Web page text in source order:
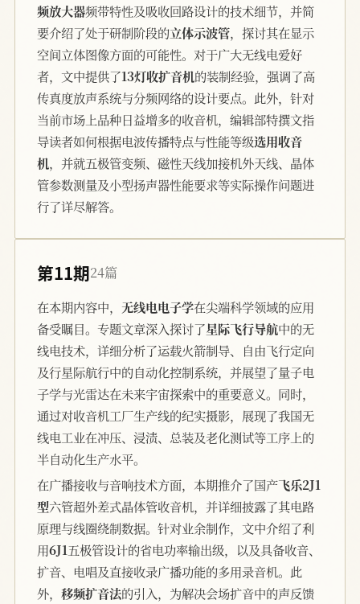
频放大器频带特性及吸收回路设计的技术细节，并简
要介绍了处于研制阶段的立体示波管，探讨其在显示
空间立体图像方面的可能性。对于广大无线电爱好
者，文中提供了13灯收扩音机的装制经验，强调了高
传真度放声系统与分频网络的设计要点。此外，针对
当前市场上品种日益增多的收音机，编辑部特撰文指
导读者如何根据电波传播特点与性能等级选用收音
机，并就五极管变频、磁性天线加接机外天线、晶体
管参数测量及小型扬声器性能要求等实际操作问题进
行了详尽解答。
第11期24篇
在本期内容中， 无线电电子学在尖端科学领域的应用
备受瞩目。专题文章深入探讨了星际飞行导航中的无
线电技术，详细分析了运载火箭制导、自由飞行定向
及行星际航行中的自动化控制系统，并展望了量子电
子学与光雷达在未来宇宙探索中的重要意义。同时，
通过对收音机工厂生产线的纪实摄影，展现了我国无
线电工业在冲压、浸渍、总装及老化测试等工序上的
半自动化生产水平。
在广播接收与音响技术方面，本期推介了国产飞乐2J1
型六管超外差式晶体管收音机，并详细披露了其电路
原理与线圈绕制数据。针对业余制作，文中介绍了利
用6J1五极管设计的省电功率输出级，以及具备收音、
扩音、电唱及直接收录广播功能的多用录音机。此
外， 移频扩音法的引入，为解决会场扩音中的声反馈